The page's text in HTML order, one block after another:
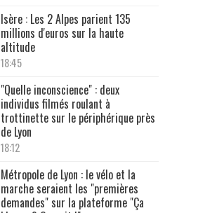
Isère : Les 2 Alpes parient 135
millions d'euros sur la haute
altitude
18:45
"Quelle inconscience" : deux
individus filmés roulant à
trottinette sur le périphérique près
de Lyon
18:12
Métropole de Lyon : le vélo et la
marche seraient les "premières
demandes" sur la plateforme "Ça